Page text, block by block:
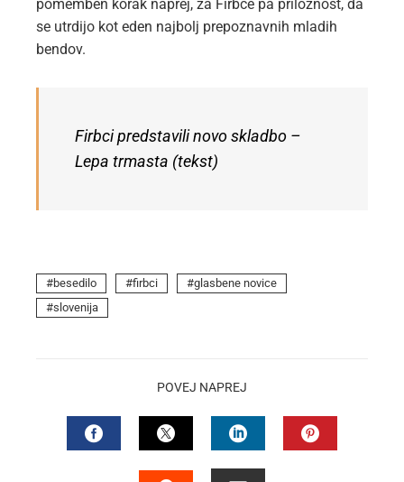
pomemben korak naprej, za Firbce pa priložnost, da
se utrdijo kot eden najbolj prepoznavnih mladih
bendov.
Firbci predstavili novo skladbo –
Lepa trmasta (tekst)
besedilo firbci
glasbene novice
slovenija
POVEJ NAPREJ
FACEBOOKTWITTERLINKEDIN